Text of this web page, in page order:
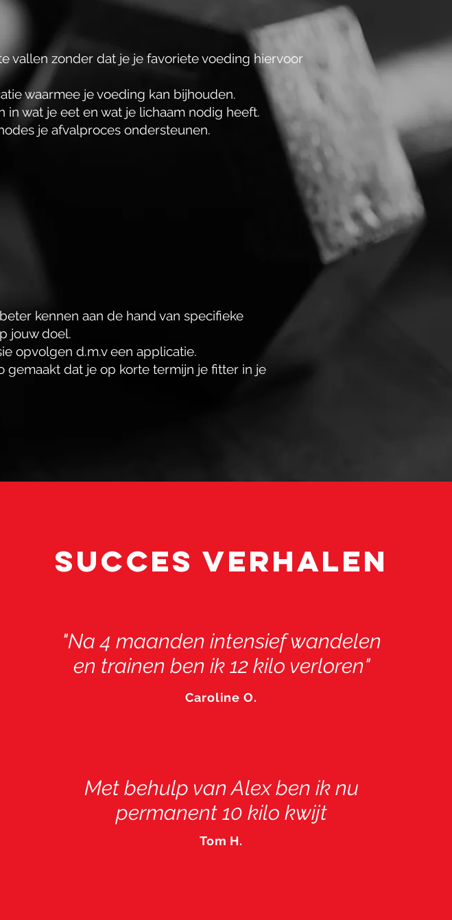
vallen zonder dat je je favoriete voeding hiervoor
waarmee je voeding kan bijhouden.
in wat je eet en wat je lichaam nodig heeft.
je afvalproces ondersteunen.
kennen aan de hand van specifieke
jouw doel.
opvolgen d.m.v een applicatie.
gemaakt dat je op korte termijn je fitter in je
Succes verhalen
"Na 4 maanden intensief wandelen
en trainen ben ik 12 kilo verloren"
Caroline O.
Met behulp van Alex ben ik nu
permanent 10 kilo kwijt
Tom H.